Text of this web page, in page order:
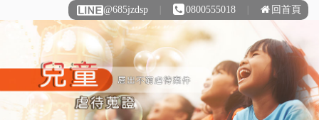
@685jzdsp 0800555018 回首頁